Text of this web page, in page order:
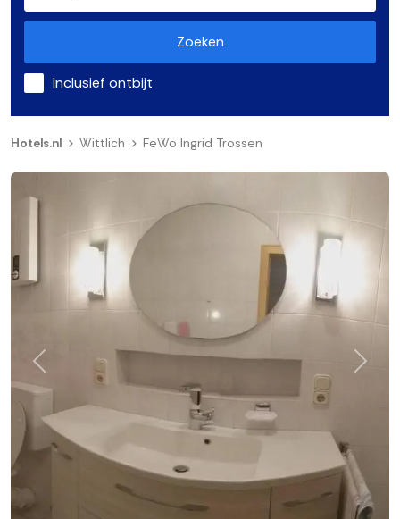
Zoeken
Inclusief ontbijt
Hotels.nl Wittlich FeWo Ingrid Trossen